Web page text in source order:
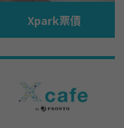
Xpark票價